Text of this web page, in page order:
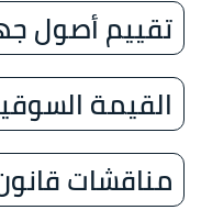
تقييم أصول
القيمة
مناقشات